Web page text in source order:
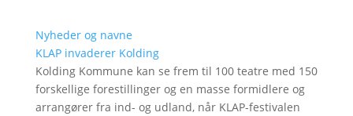
Nyheder og navne
KLAP invaderer Kolding
Kolding Kommune kan se frem til 100 teatre med 150
forskellige forestillinger og en masse formidlere og
arrangører fra ind- og udland, når KLAP-festivalen